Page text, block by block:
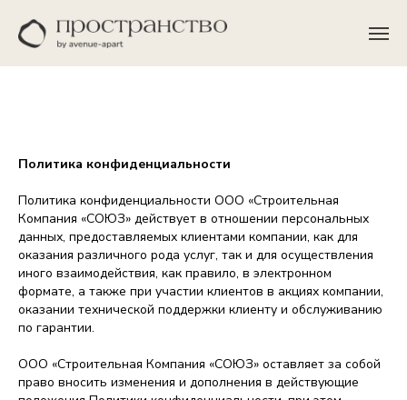
Политика конфиденциальности
Политика конфиденциальности ООО «Строительная
Компания «СОЮЗ» действует в отношении персональных
данных, предоставляемых клиентами компании, как для
оказания различного рода услуг, так и для осуществления
иного взаимодействия, как правило, в электронном
формате, а также при участии клиентов в акциях компании,
оказании технической поддержки клиенту и обслуживанию
по гарантии.
ООО «Строительная Компания «СОЮЗ» оставляет за собой
право вносить изменения и дополнения в действующие